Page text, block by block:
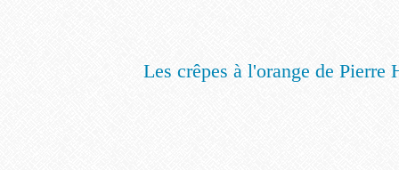
Les crêpes à l'orange de Pierre